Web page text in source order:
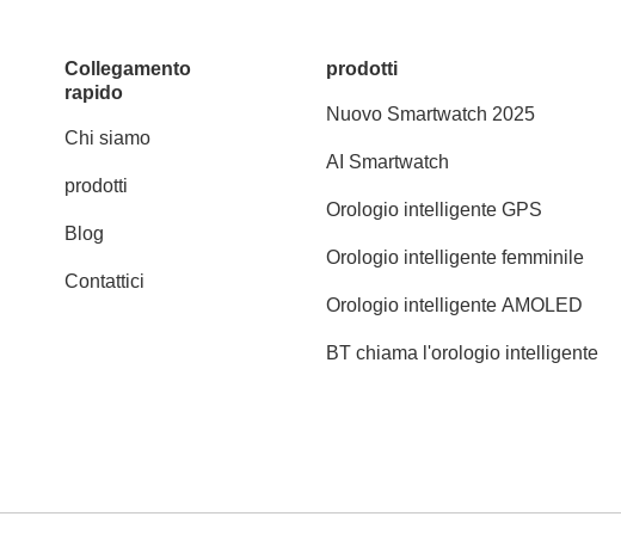
Collegamento
rapido
Chi siamo
prodotti
Blog
Contattici
prodotti
Nuovo Smartwatch 2025
AI Smartwatch
Orologio intelligente GPS
Orologio intelligente femminile
Orologio intelligente AMOLED
BT chiama l'orologio intelligente